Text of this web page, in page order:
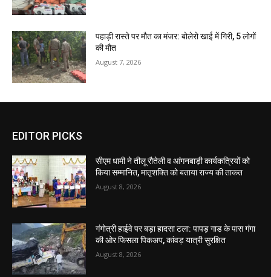
पहाड़ी रास्ते पर मौत का मंजर: बोलेरो खाई में गिरी, 5 लोगों
की मौत
August 7, 2026
EDITOR PICKS
सीएम धामी ने तीलू रौतेली व आंगनबाड़ी कार्यकत्रियों को
किया सम्मानित, मातृशक्ति को बताया राज्य की ताकत
August 8, 2026
गंगोत्री हाईवे पर बड़ा हादसा टला: पापड़ गाड के पास गंगा
की ओर फिसला पिकअप, कांवड़ यात्री सुरक्षित
August 8, 2026